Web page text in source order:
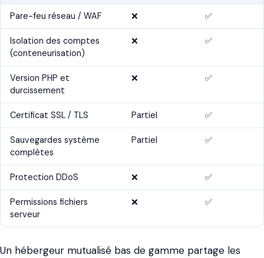
Pare-feu réseau / WAF ❌ ✅
Isolation des comptes
(conteneurisation)
❌ ✅
Version PHP et
durcissement
❌ ✅
Certificat SSL / TLS Partiel ✅
Sauvegardes système
complètes
Partiel ✅
Protection DDoS ❌ ✅
Permissions fichiers
serveur
❌ ✅
Un hébergeur mutualisé bas de gamme partage les